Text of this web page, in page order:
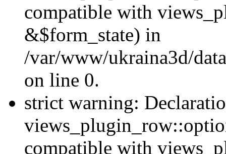
compatible with
&$form_state) in
/var/www/ukraina3d/
on line 0.
strict warning:
compatible with